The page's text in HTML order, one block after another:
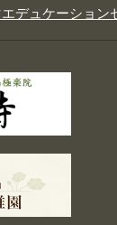
デュケーション